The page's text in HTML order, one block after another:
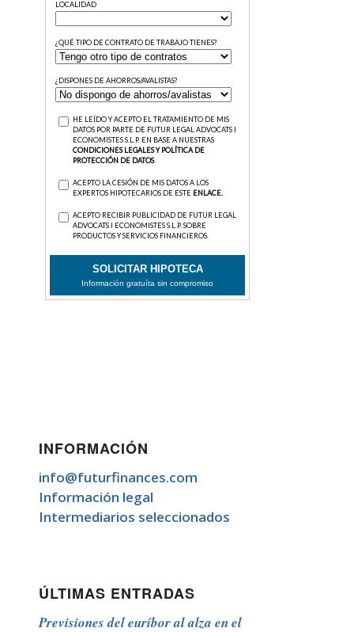
INFORMACIÓN
info@futurfinances.com
Información legal
Intermediarios seleccionados
ÚLTIMAS ENTRADAS
Previsiones del euríbor al alza en el